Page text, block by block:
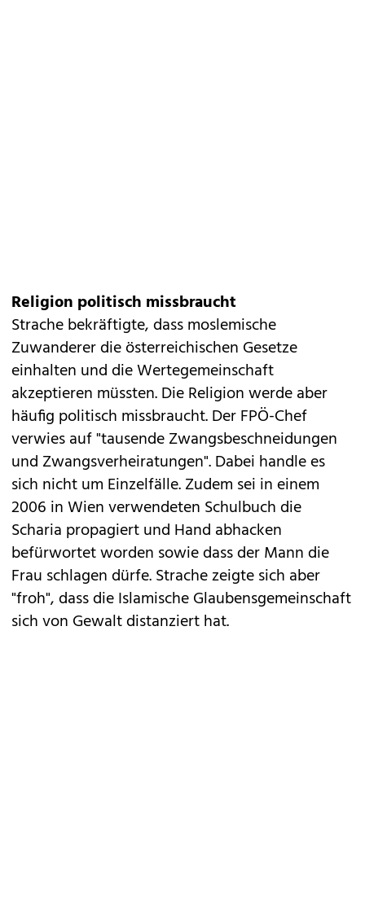
Religion politisch missbraucht
Strache bekräftigte, dass moslemische
Zuwanderer die österreichischen Gesetze
einhalten und die Wertegemeinschaft
akzeptieren müssten. Die Religion werde aber
häufig politisch missbraucht. Der FPÖ-Chef
verwies auf "tausende Zwangsbeschneidungen
und Zwangsverheiratungen". Dabei handle es
sich nicht um Einzelfälle. Zudem sei in einem
2006 in Wien verwendeten Schulbuch die
Scharia propagiert und Hand abhacken
befürwortet worden sowie dass der Mann die
Frau schlagen dürfe. Strache zeigte sich aber
"froh", dass die Islamische Glaubensgemeinschaft
sich von Gewalt distanziert hat.